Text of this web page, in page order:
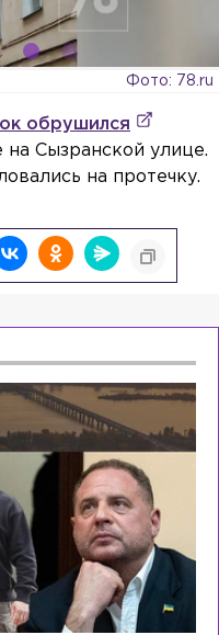
Фото: 78.ru
обрушился
Сызранской улице.
на протечку.